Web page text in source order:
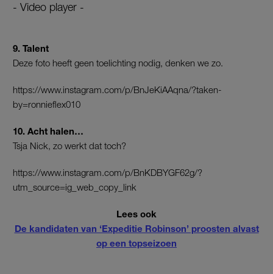
- Video player -
9. Talent
Deze foto heeft geen toelichting nodig, denken we zo.
https://www.instagram.com/p/BnJeKiAAqna/?taken-
by=ronnieflex010
10. Acht halen…
Tsja Nick, zo werkt dat toch?
https://www.instagram.com/p/BnKDBYGF62g/?
utm_source=ig_web_copy_link
Lees ook
De kandidaten van ‘Expeditie Robinson’ proosten alvast
op een topseizoen